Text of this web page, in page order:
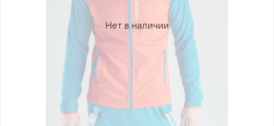
Нет в наличии